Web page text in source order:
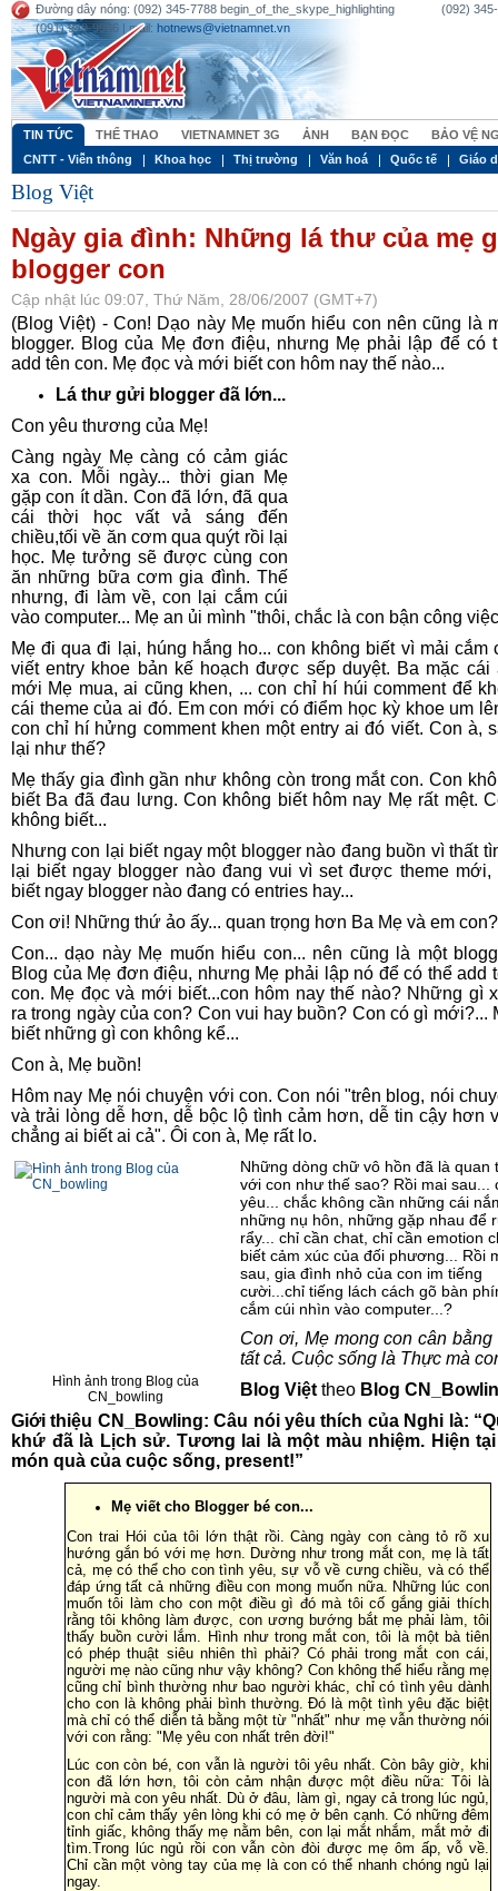
Đường dây nóng: (092) 345-7788 begin_of_the_skype_highlighting (092) 345-
(091) 949-9936 | mail: hotnews@vietnamnet.vn
TIN TỨC THỂ THAO VIETNAMNET 3G ẢNH BẠN ĐỌC
BẢO VỆ
CNTT - Viễn thông
Khoa học Thị trường Văn hoá Quốc tế Giáo
Blog Việt
Ngày gia đình: Những lá thư của mẹ
blogger con
Cập nhật lúc 09:07, Thứ Năm, 28/06/2007 (GMT+7)
(Blog Việt) - Con! Dạo này Mẹ muốn hiểu con nên cũng là
blogger. Blog của Mẹ đơn điệu, nhưng Mẹ phải lập để có
add tên con. Mẹ đọc và mới biết con hôm nay thế nào...
Lá thư gửi blogger đã lớn...
Con yêu thương của Mẹ!
Càng ngày Mẹ càng có cảm giác
xa con. Mỗi ngày... thời gian Mẹ
gặp con ít dần. Con đã lớn, đã qua
cái thời học vất vả sáng đến
chiều,tối về ăn cơm qua quýt rồi lại
học. Mẹ tưởng sẽ được cùng con
ăn những bữa cơm gia đình. Thế
nhưng, đi làm về, con lại cắm cúi
vào computer... Mẹ an ủi mình "thôi, chắc là con bận công
Mẹ đi qua đi lại, húng hắng ho... con không biết vì mải cắm
viết entry khoe bản kế hoạch được sếp duyệt. Ba mặc cái
mới Mẹ mua, ai cũng khen, ... con chỉ hí húi comment để
cái theme của ai đó. Em con mới có điểm học kỳ khoe um
con chỉ hí hửng comment khen một entry ai đó viết. Con à,
lại như thế?
Mẹ thấy gia đình gần như không còn trong mắt con. Con
biết Ba đã đau lưng. Con không biết hôm nay Mẹ rất mệt.
không biết...
Nhưng con lại biết ngay một blogger nào đang buồn vì thất
lại biết ngay blogger nào đang vui vì set được theme mới,
biết ngay blogger nào đang có entries hay...
Con ơi! Những thứ ảo ấy... quan trọng hơn Ba Mẹ và em con?
Con... dạo này Mẹ muốn hiểu con... nên cũng là một
Blog của Mẹ đơn điệu, nhưng Mẹ phải lập nó để có thể add
con. Mẹ đọc và mới biết...con hôm nay thế nào? Những gì
ra trong ngày của con? Con vui hay buồn? Con có gì mới?...
biết những gì con không kể...
Con à, Mẹ buồn!
Hôm nay Mẹ nói chuyện với con. Con nói "trên blog, nói
và trải lòng dễ hơn, dễ bộc lộ tình cảm hơn, dễ tin cậy hơn
chẳng ai biết ai cả". Ôi con à, Mẹ rất lo.
Hình ảnh trong Blog của
CN_bowling
Những dòng chữ vô hồn đã là quan
với con như thế sao? Rồi mai sau...
yêu... chắc không cần những cái
những nụ hôn, những gặp nhau để
rẩy... chỉ cần chat, chỉ cần emotion
biết cảm xúc của đối phương... Rồi
sau, gia đình nhỏ của con im tiếng
cười...chỉ tiếng lách cách gõ bàn
cắm cúi nhìn vào computer...?
Con ơi, Mẹ mong con cân bằng
tất cả. Cuộc sống là Thực mà
Blog Việt theo Blog
Giới thiệu CN_Bowling: Câu nói yêu thích của Nghi là:
khứ đã là Lịch sử. Tương lai là một màu nhiệm. Hiện
món quà của cuộc sống, present!”
Mẹ viết cho Blogger bé con...
Con trai Hói của tôi lớn thật rồi. Càng ngày con càng tỏ rõ xu
hướng gắn bó với mẹ hơn. Dường như trong mắt con, mẹ là tất
cả, mẹ có thể cho con tình yêu, sự vỗ về cưng chiều, và có thể
đáp ứng tất cả những điều con mong muốn nữa. Những lúc con
muốn tôi làm cho con một điều gì đó mà tôi cố gắng giải thích
rằng tôi không làm được, con ương bướng bắt mẹ phải làm, tôi
thấy buồn cười lắm. Hình như trong mắt con, tôi là một bà tiên
có phép thuật siêu nhiên thì phải? Có phải trong mắt con cái,
người mẹ nào cũng như vậy không? Con không thể hiểu rằng mẹ
cũng chỉ bình thường như bao người khác, chỉ có tình yêu dành
cho con là không phải bình thường. Đó là một tình yêu đặc biệt
mà chỉ có thể diễn tả bằng một từ "nhất" như mẹ vẫn thường nói
với con rằng: "Mẹ yêu con nhất trên đời!"
Lúc con còn bé, con vẫn là người tôi yêu nhất. Còn bây giờ, khi
con đã lớn hơn, tôi còn cảm nhận được một điều nữa: Tôi là
người mà con yêu nhất. Dù ở đâu, làm gì, ngay cả trong lúc ngủ,
con chỉ cảm thấy yên lòng khi có mẹ ở bên cạnh. Có những đêm
tỉnh giấc, không thấy mẹ nằm bên, con lại mắt nhắm, mắt mở đi
tìm.Trong lúc ngủ rồi con vẫn còn đòi được mẹ ôm ấp, vỗ về.
Chỉ cần một vòng tay của mẹ là con có thể nhanh chóng ngủ lại
ngay.